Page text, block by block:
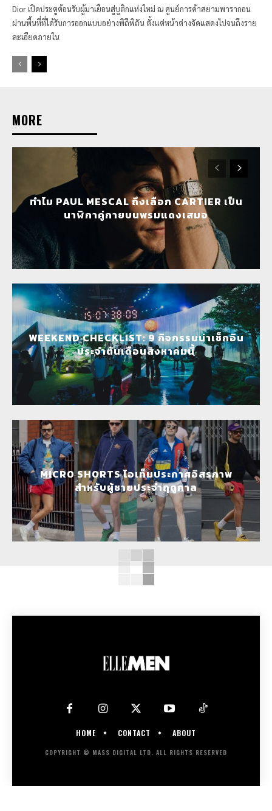
Dior เปิดประตูต้อนรับผู้มาเยือนสู่บูติกแห่งใหม่ ณ ศูนย์การค้าสยามพารากอน
ผ่านพื้นที่ที่ได้รับการออกแบบอย่างพิถีพิถัน ตั้งแต่หน้าต่างจัดแสดงไปจนถึงราย
ละเอียดภายใน
MORE
ทำไม PAUL MESCAL ถึงเลือก CARTIER เป็น
นาฬิกาคู่กายบนพรมแดงเสมอ
WEEKEND CHECKLIST: 9 กิจกรรมน่าเช็กอิน
ประจำต้นเดือนสิงหาคมนี้
MICRO SHORTS ไอเท็มประกาศอิสรภาพ
สำหรับผู้ชายประจำฤดูกาล
HOME CONTACT ABOUT
COPYRIGHT © MASS DIGITAL LTD. ALL RIGHTS RESERVED